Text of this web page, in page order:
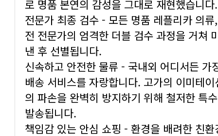
로 명품 본연의 감성을 그대로 재현했습니다.
전문가 최종 검수 - 모든 명품 레플리카 의
전 전문가의 엄격한 더블 검수 과정을 거쳐
낸 후 선별됩니다.
신속하고 안전한 물류 - 국내외 어디서든 가
배송 서비스를 자랑합니다. 고가의 이미테
의 파손을 완벽히 방지하기 위해 철저한 특
발송됩니다.
책임감 있는 안심 쇼핑 - 환경을 배려한 친